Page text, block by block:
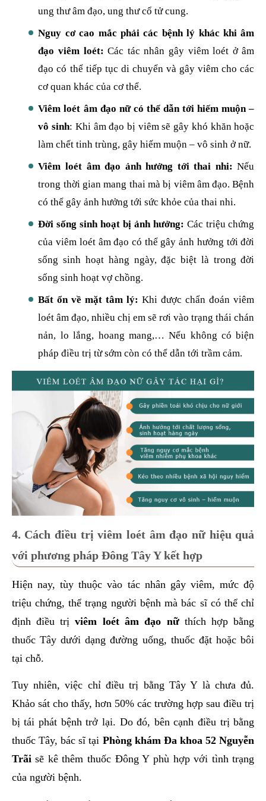
ung thư âm đạo, ung thư cổ tử cung.
Nguy cơ cao mắc phải các bệnh lý khác khi âm
đạo viêm loét: Các tác nhân gây viêm loét ở âm
đạo có thể tiếp tục di chuyển và gây viêm cho các
cơ quan khác của cơ thể.
Viêm loét âm đạo nữ có thể dẫn tới hiếm muộn –
vô sinh: Khi âm đạo bị viêm sẽ gây khó khăn hoặc
làm chết tinh trùng, gây hiếm muộn – vô sinh ở nữ.
Viêm loét âm đạo ảnh hưởng tới thai nhi: Nếu
trong thời gian mang thai mà bị viêm âm đạo. Bệnh
có thể gây ảnh hưởng tới sức khỏe của thai nhi.
Đời sống sinh hoạt bị ảnh hưởng: Các triệu chứng
của viêm loét âm đạo có thể gây ảnh hưởng tới đời
sống sinh hoạt hàng ngày, đặc biệt là trong đời
sống sinh hoạt vợ chồng.
Bất ổn về mặt tâm lý: Khi được chẩn đoán viêm
loét âm đạo, nhiều chị em sẽ rơi vào trạng thái chán
nản, lo lắng, hoang mang,… Nếu không có biện
pháp điều trị từ sớm còn có thể dẫn tới trầm cảm.
4. Cách điều trị viêm loét âm đạo nữ hiệu quả
với phương pháp Đông Tây Y kết hợp
Hiện nay, tùy thuộc vào tác nhân gây viêm, mức độ
triệu chứng, thể trạng người bệnh mà bác sĩ có thể chỉ
định điều trịviêm loét âm đạo nữthích hợp bằng
thuốc Tây dưới dạng đường uống, thuốc đặt hoặc bôi
tại chỗ.
Tuy nhiên, việc chỉ điều trị bằng Tây Y là chưa đủ.
Khảo sát cho thấy, hơn 50% các trường hợp sau điều trị
bị tái phát bệnh trở lại. Do đó, bên cạnh điều trị bằng
thuốc Tây, bác sĩ tại Phòng khám Đa khoa 52 Nguyễn
Trãi sẽ kê thêm thuốc Đông Y phù hợp với tình trạng
của người bệnh.